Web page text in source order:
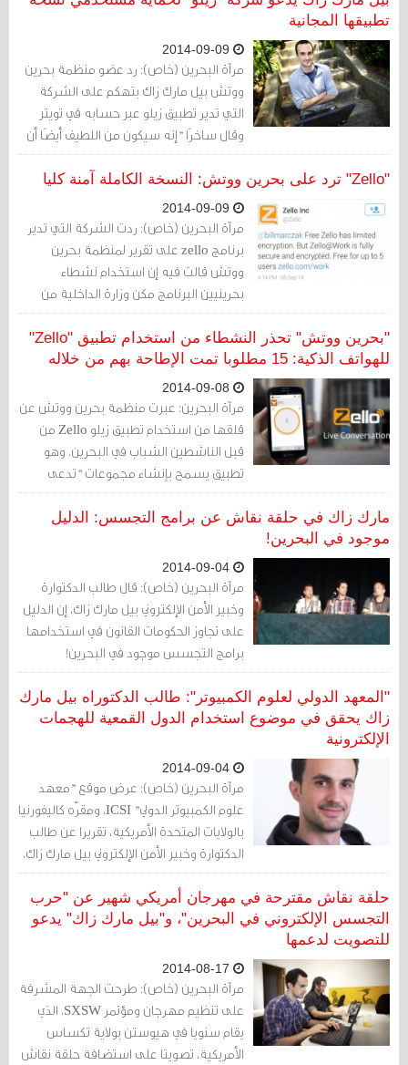
تطبيقها المجانية
مرآة البحرين (خاص): رد عضو منظمة بحرين
ووتش بيل مارك زاك بتهكم على الشركة
التي تدير تطبيق زيلو عبر حسابه في تويتر
وقال ساخرًا "إنه سيكون من اللطيف أيضًا أن
تركز الشركة على سلامة الناشطين
المعرضين للخطر عند استخدامهم النسخة
المجانية من التطبيق".
"Zello" ترد على بحرين ووتش: النسخة الكاملة آمنة كليا
مرآة البحرين (خاص): ردت الشركة التي تدير
برنامج zello على تقرير لمنظمة بحرين
ووتش قالت فيه إن استخدام نشطاء
بحرينيين البرنامج مكن وزارة الداخلية من
اعتقالهم لأن البرنامج غير آمن من حيث
التشفير.
"بحرين ووتش" تحذر النشطاء من استخدام تطبيق "Zello"
للهواتف الذكية: 15 مطلوبا تمت الإطاحة بهم من خلاله
مرآة البحرين: عبرت منظمة بحرين ووتش عن
قلقها من استخدام تطبيق زيلو Zello من
قبل الناشطين الشباب في البحرين. وهو
تطبيق يسمح بإنشاء مجموعات "تدعى
قنوات" لتبادل رسائل صوتية عبرها.
مارك زاك في حلقة نقاش عن برامج التجسس: الدليل
موجود في البحرين!
مرآة البحرين (خاص): قال طالب الدكتوارة
وخبير الأمن الإلكتروني بيل مارك زاك، إن الدليل
على تجاوز الحكومات القانون في استخدامها
برامج التجسس موجود في البحرين!
"المعهد الدولي لعلوم الكمبيوتر": طالب الدكتوراه بيل مارك
زاك يحقق في موضوع استخدام الدول القمعية للهجمات
الإلكترونية
مرآة البحرين (خاص): عرض موقع "معهد
علوم الكمبيوتر الدولي" ICSI، ومقرّه كاليفورنيا
بالولايات المتحدة الأمريكية، تقريرا عن طالب
الدكتوارة وخبير الأمن الإلكتروني بيل مارك زاك،
عقب الورقة البحثية التي قدّمها في مؤتمر
علمي رفيع قبل أسبوعين.
حلقة نقاش مقترحة في مهرجان أمريكي شهير عن "حرب
التجسس الإلكتروني في البحرين"، و"بيل مارك زاك" يدعو
للتصويت لدعمها
مرآة البحرين (خاص): طرحت الجهة المشرفة
على تنظيم مهرجان ومؤتمر SXSW، الذي
يقام سنويا في هيوستن بولاية تكساس
الأمريكية، تصويتا على استضافة حلقة نقاش